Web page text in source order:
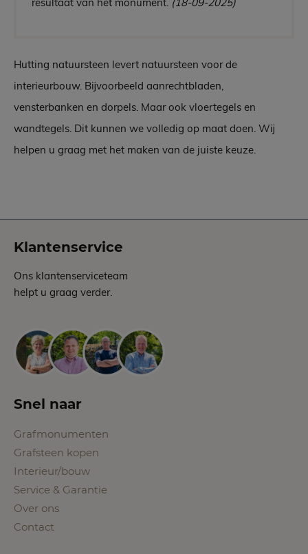
Hutting natuursteen levert natuursteen voor de
interieurbouw. Bijvoorbeeld aanrechtbladen,
vensterbanken en dorpels. Maar ook vloertegels en
wandtegels. Dit kunnen we volledig op maat doen. Wij
helpen u graag met het maken van de juiste keuze.
Klantenservice
Ons klantenserviceteam
helpt u graag verder.
Snel naar
Grafmonumenten
Grafsteen kopen
Interieur/bouw
Service & Garantie
Over ons
Contact